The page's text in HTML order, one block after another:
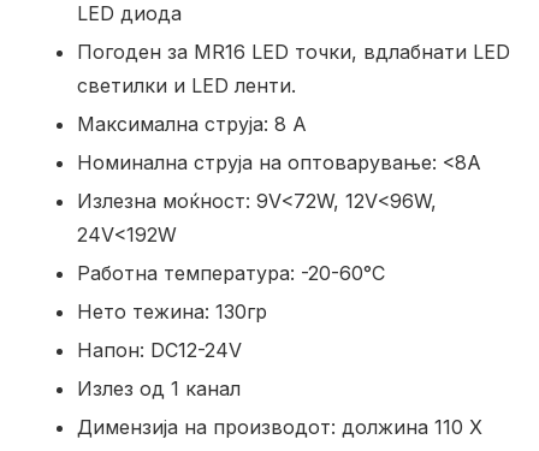
LED диода
Погоден за MR16 LED точки, вдлабнати LED
светилки и LED ленти.
Максимална струја: 8 А
Номинална струја на оптоварување: <8А
Излезна моќност: 9V<72W, 12V<96W,
24V<192W
Работна температура: -20-60°C
Нето тежина: 130гр
Напон: DC12-24V
Излез од 1 канал
Димензија на производот: должина 110 X